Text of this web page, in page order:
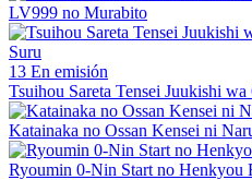
LV999 no Murabito
13 En emisión
Tsuihou Sareta Tensei Juukishi
Katainaka no Ossan Kensei ni
Ryoumin 0-Nin Start no Henkyou